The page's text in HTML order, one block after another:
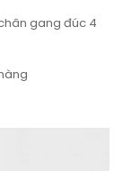
gang đúc 4